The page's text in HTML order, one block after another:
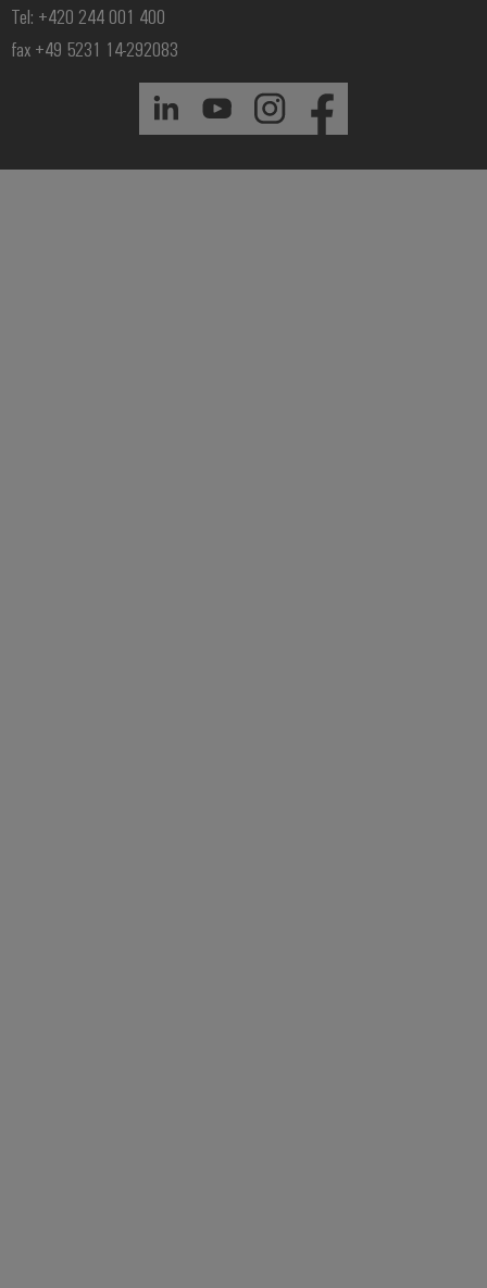
Tel: +420 244 001 400
fax +49 5231 14-292083